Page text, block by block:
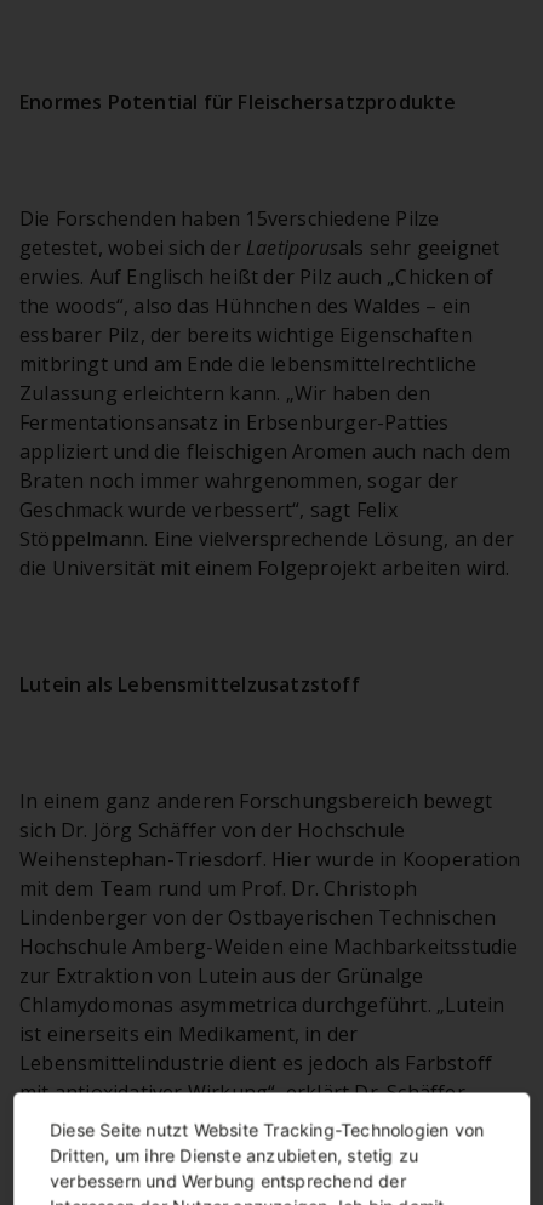
Enormes Potential für Fleischersatzprodukte
Die Forschenden haben 15verschiedene Pilze
getestet, wobei sich der Laetiporusals sehr geeignet
erwies. Auf Englisch heißt der Pilz auch „Chicken of
the woods“, also das Hühnchen des Waldes – ein
essbarer Pilz, der bereits wichtige Eigenschaften
mitbringt und am Ende die lebensmittelrechtliche
Zulassung erleichtern kann. „Wir haben den
Fermentationsansatz in Erbsenburger-Patties
appliziert und die fleischigen Aromen auch nach dem
Braten noch immer wahrgenommen, sogar der
Geschmack wurde verbessert“, sagt Felix
Stöppelmann. Eine vielversprechende Lösung, an der
die Universität mit einem Folgeprojekt arbeiten wird.
Lutein als Lebensmittelzusatzstoff
In einem ganz anderen Forschungsbereich bewegt
sich Dr. Jörg Schäffer von der Hochschule
Weihenstephan-Triesdorf. Hier wurde in Kooperation
mit dem Team rund um Prof. Dr. Christoph
Lindenberger von der Ostbayerischen Technischen
Hochschule Amberg-Weiden eine Machbarkeitsstudie
zur Extraktion von Lutein aus der Grünalge
Chlamydomonas asymmetrica durchgeführt. „Lutein
ist einerseits ein Medikament, in der
Lebensmittelindustrie dient es jedoch als Farbstoff
mit antioxidativer Wirkung“, erklärt Dr. Schäffer.
Normalerweise wird Lutein aus derTagetes erecta,
auch bekannt als Studentenblume, gewonnen. Der
Nachteil jedoch: „Die Tagetes-Pflanze ist stark von
Diese Seite nutzt Website Tracking-Technologien von
Dritten, um ihre Dienste anzubieten, stetig zu
verbessern und Werbung entsprechend der